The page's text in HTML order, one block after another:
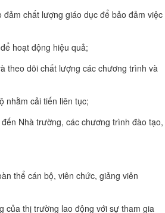
chất lượng giáo dục để bảo đảm việc
hoạt động hiệu quả;
theo dõi chất lượng các chương trình và
nhằm cải tiến liên tục;
Nhà trường, các chương trình đào tạo,
thể cán bộ, viên chức, giảng viên
của thị trường lao động với sự tham gia